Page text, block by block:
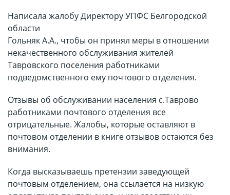
Написала жалобу Директору УПФС Белгородской
области
Гольняк А.А., чтобы он принял меры в отношении
некачественного обслуживания жителей
Тавровского поселения работниками
подведомственного ему почтового отделения.
Отзывы об обслуживании населения с.Таврово
работниками почтового отделения все
отрицательные. Жалобы, которые оставляют в
почтовом отделении в книге отзывов остаются без
внимания.
Когда высказываешь претензии заведующей
почтовым отделением, она ссылается на низкую